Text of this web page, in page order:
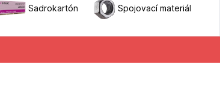
Sadrokartón Spojovací materiál